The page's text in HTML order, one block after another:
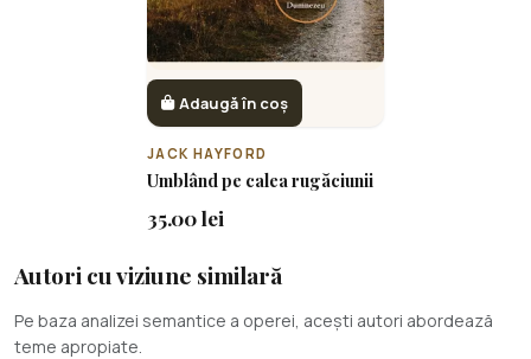
Adaugă în coș
JACK HAYFORD
Umblând pe calea rugăciunii
35.00 lei
Autori cu viziune similară
Pe baza analizei semantice a operei, acești autori abordează
teme apropiate.